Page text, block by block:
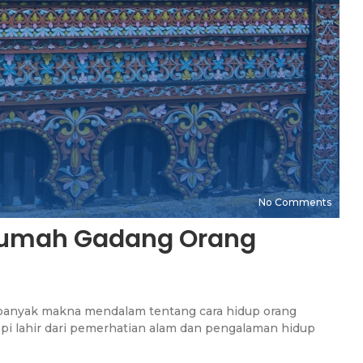
No Comments
Gadang Orang
makna mendalam tentang cara hidup orang
lahir dari pemerhatian alam dan pengalaman hidup